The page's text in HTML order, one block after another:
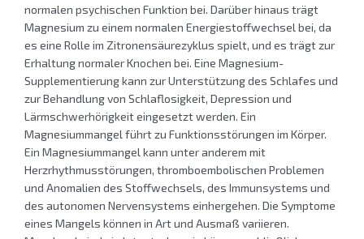
normalen psychischen Funktion bei. Darüber hinaus trägt
Magnesium zu einem normalen Energiestoffwechsel bei, da
es eine Rolle im Zitronensäurezyklus spielt, und es trägt zur
Erhaltung normaler Knochen bei. Eine Magnesium-
Supplementierung kann zur Unterstützung des Schlafes und
zur Behandlung von Schlaflosigkeit, Depression und
Lärmschwerhörigkeit eingesetzt werden. Ein
Magnesiummangel führt zu Funktionsstörungen im Körper.
Ein Magnesiummangel kann unter anderem mit
Herzrhythmusstörungen, thromboembolischen Problemen
und Anomalien des Stoffwechsels, des Immunsystems und
des autonomen Nervensystems einhergehen. Die Symptome
eines Mangels können in Art und Ausmaß variieren.